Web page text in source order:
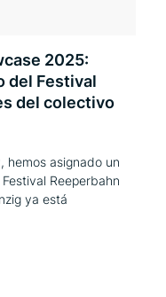
2025:
del Festival
del colectivo
hemos asignado un
Reeperbahn
ya está